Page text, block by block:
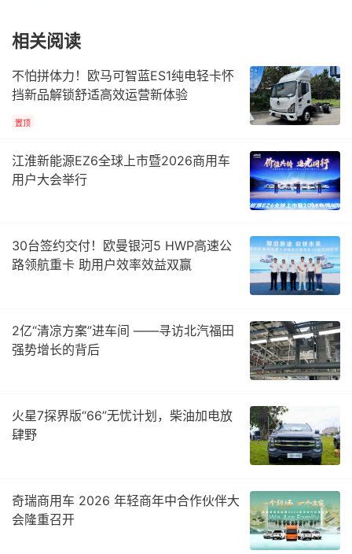
相关阅读
不怕拼体力！欧马可智蓝ES1纯电轻卡怀
挡新品解锁舒适高效运营新体验
置顶
江淮新能源EZ6全球上市暨2026商用车
用户大会举行
30台签约交付！欧曼银河5 HWP高速公
路领航重卡 助用户效率效益双赢
2亿“清凉方案”进车间 ——寻访北汽福田
强势增长的背后
火星7探界版“66”无忧计划，柴油加电放
肆野
奇瑞商用车 2026 年轻商年中合作伙伴大
会隆重召开